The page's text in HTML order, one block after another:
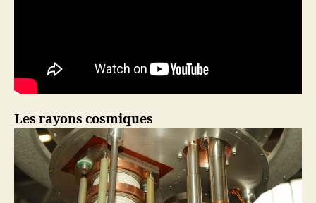
Les rayons cosmiques